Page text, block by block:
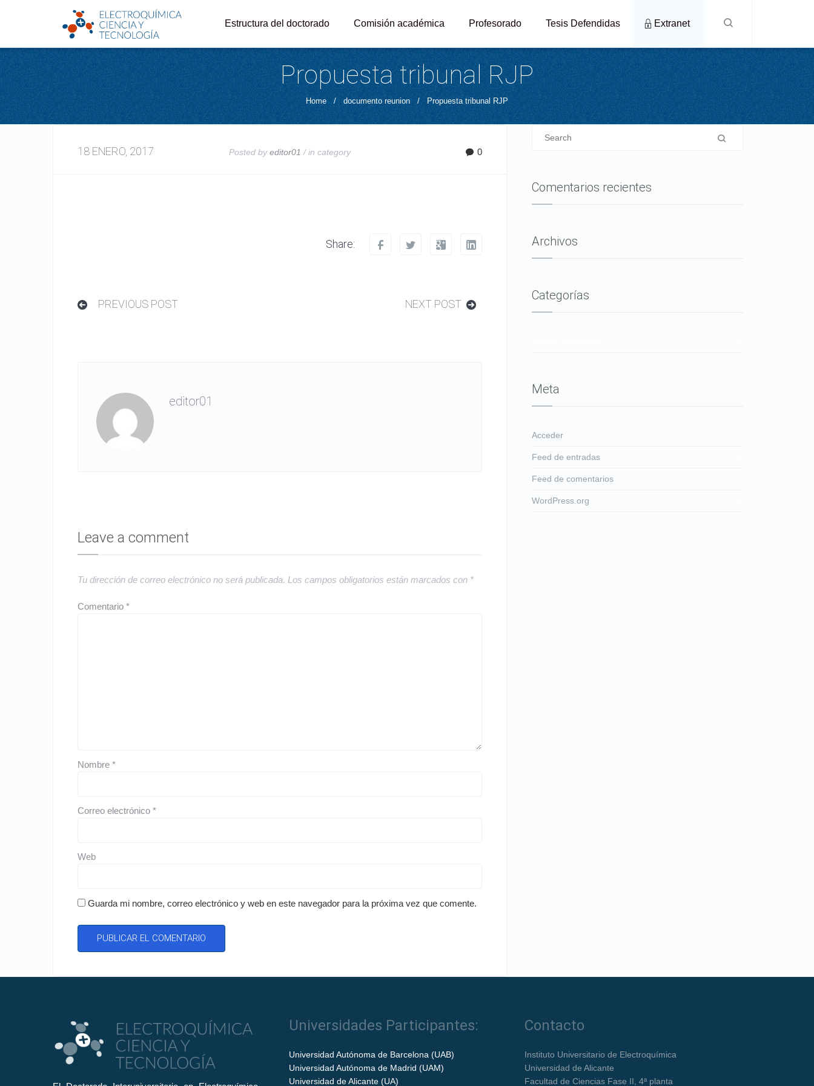
Estructura del doctorado Comisión académica Profesorado Tesis Defendidas Extranet
Propuesta tribunal RJP
Home / documento reunion / Propuesta tribunal RJP
18 ENERO, 2017 Posted byeditor01 / in category 0
Share:
PREVIOUS POST NEXT POST
editor01
Leave a comment
Tu dirección de correo electrónico no será publicada. Los campos obligatorios están marcados con *
Comentario *
Nombre *
Correo electrónico *
Web
Guarda mi nombre, correo electrónico y web en este navegador para la próxima vez que comente.
Comentarios recientes
Archivos
Categorías
Meta
Acceder
Feed de entradas
Feed de comentarios
WordPress.org
Universidades Participantes:
Universidad Autónoma de Barcelona (UAB)
Universidad Autónoma de Madrid (UAM)
Universidad de Alicante (UA)
Contacto
Instituto Universitario de Electroquímica
Universidad de Alicante
Facultad de Ciencias Fase II, 4ª planta